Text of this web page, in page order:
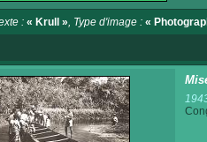
: « Krull », Type d'image : «